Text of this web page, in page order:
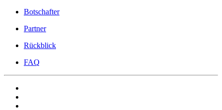
Botschafter
Partner
Rückblick
FAQ